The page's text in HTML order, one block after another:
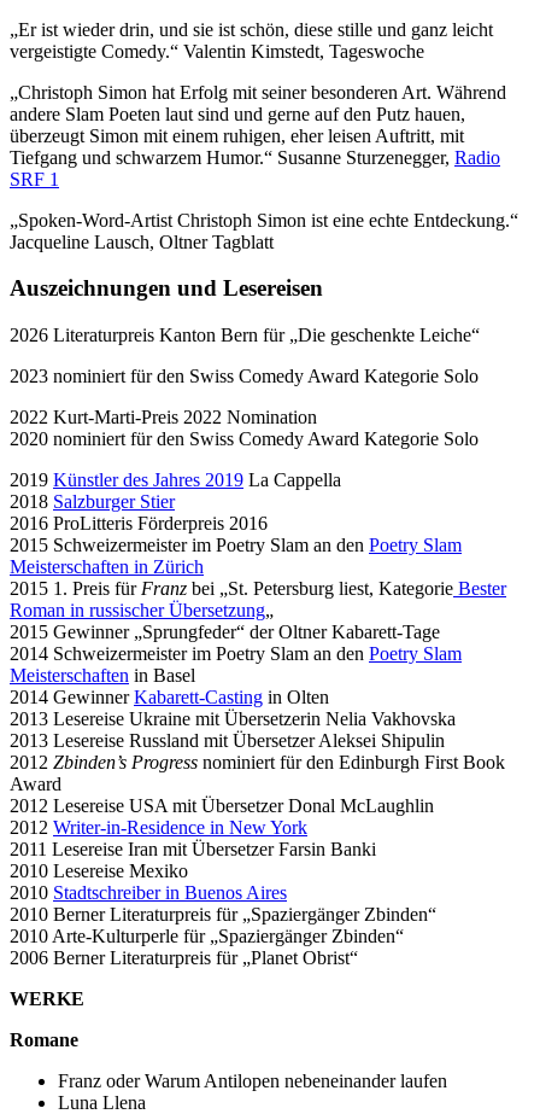
„Er ist wieder drin, und sie ist schön, diese stille und ganz leicht
vergeistigte Comedy.“ Valentin Kimstedt, Tageswoche
„Christoph Simon hat Erfolg mit seiner besonderen Art. Während
andere Slam Poeten laut sind und gerne auf den Putz hauen,
überzeugt Simon mit einem ruhigen, eher leisen Auftritt, mit
Tiefgang und schwarzem Humor.“ Susanne Sturzenegger, Radio
SRF 1
„Spoken-Word-Artist Christoph Simon ist eine echte Entdeckung.“
Jacqueline Lausch, Oltner Tagblatt
Auszeichnungen und Lesereisen
2026 Literaturpreis Kanton Bern für „Die geschenkte Leiche“
2023 nominiert für den Swiss Comedy Award Kategorie Solo
2022 Kurt-Marti-Preis 2022 Nomination
2020 nominiert für den Swiss Comedy Award Kategorie Solo
2019 Künstler des Jahres 2019 La Cappella
2018 Salzburger Stier
2016 ProLitteris Förderpreis 2016
2015 Schweizermeister im Poetry Slam an den Poetry Slam
Meisterschaften in Zürich
2015 1. Preis für Franz bei „St. Petersburg liest, Kategorie Bester
Roman in russischer Übersetzung„
2015 Gewinner „Sprungfeder“ der Oltner Kabarett-Tage
2014 Schweizermeister im Poetry Slam an den Poetry Slam
Meisterschaften in Basel
2014 GewinnerKabarett-Casting in Olten
2013 Lesereise Ukraine mit Übersetzerin Nelia Vakhovska
2013 Lesereise Russland mit Übersetzer Aleksei Shipulin
2012 Zbinden’s Progress nominiert für den Edinburgh First Book
Award
2012 Lesereise USA mit Übersetzer Donal McLaughlin
2012 Writer-in-Residence in New York
2011 Lesereise Iran mit Übersetzer Farsin Banki
2010 Lesereise Mexiko
2010 Stadtschreiber in Buenos Aires
2010 Berner Literaturpreis für „Spaziergänger Zbinden“
2010 Arte-Kulturperle für „Spaziergänger Zbinden“
2006 Berner Literaturpreis für „Planet Obrist“
WERKE
Romane
Franz oder Warum Antilopen nebeneinander laufen
Luna Llena